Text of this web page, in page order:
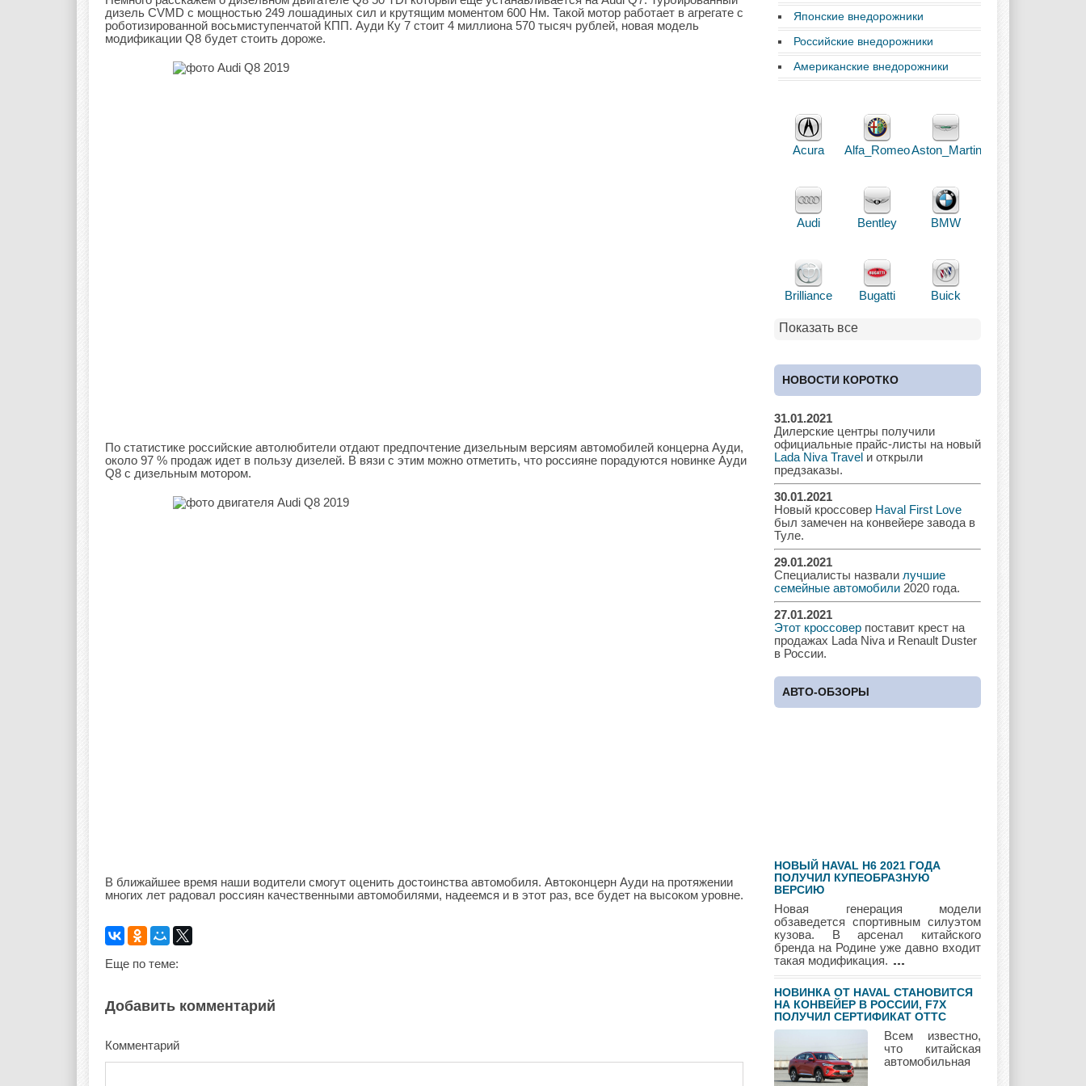
дизель CVMD с мощностью 249 лошадиных сил и крутящим моментом 600 Нм. Такой мотор работает в агрегате с
роботизированной восьмиступенчатой КПП. Ауди Ку 7 стоит 4 миллиона 570 тысяч рублей, новая модель
модификации Q8 будет стоить дороже.
По статистике российские автолюбители отдают предпочтение дизельным версиям автомобилей концерна Ауди,
около 97 % продаж идет в пользу дизелей. В вязи с этим можно отметить, что россияне порадуются новинке Ауди
Q8 с дизельным мотором.
В ближайшее время наши водители смогут оценить достоинства автомобиля. Автоконцерн Ауди на протяжении
многих лет радовал россиян качественными автомобилями, надеемся и в этот раз, все будет на высоком уровне.
Еще по теме:
Добавить комментарий
Комментарий
Японские внедорожники
Российские внедорожники
Американские внедорожники
Acura Alfa_RomeoAston_Martin
Audi Bentley BMW
Brilliance Bugatti Buick
Cadillac Chery Chevrolet
Chrysler Citroen Dacia
Daewoo Dodge Dongfeng
Ferrari Fiat Ford
Great Wall
Jaguar Jeep
Lada Lamborghini Lancia
Land Rover Lifan Lexus
Показать все
НОВОСТИ КОРОТКО
31.01.2021
Дилерские центры получили
официальные прайс-листы на новый
Lada Niva Travel и открыли
предзаказы.
30.01.2021
Новый кроссовер Haval First Love
был замечен на конвейере завода в
Туле.
29.01.2021
Специалисты назвали лучшие
семейные автомобили 2020 года.
27.01.2021
Этот кроссовер поставит крест на
продажах Lada Niva и Renault Duster
в России.
АВТО-ОБЗОРЫ
НОВЫЙ HAVAL H6 2021 ГОДА
ПОЛУЧИЛ КУПЕОБРАЗНУЮ
ВЕРСИЮ
Новая генерация модели
обзаведется спортивным силуэтом
кузова. В арсенал китайского
бренда на Родине уже давно входит
такая модификация.
НОВИНКА ОТ HAVAL СТАНОВИТСЯ
НА КОНВЕЙЕР В РОССИИ, F7Х
ПОЛУЧИЛ СЕРТИФИКАТ ОТТС
Всем известно,
что китайская
автомобильная